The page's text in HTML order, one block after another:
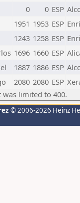
0 0 ESP
1951 1953 ESP
1243 1258 ESP
1696 1660 ESP
1887 1886 ESP
2080 2080 ESP
limited to 400.
© 2006-2026 Heinz